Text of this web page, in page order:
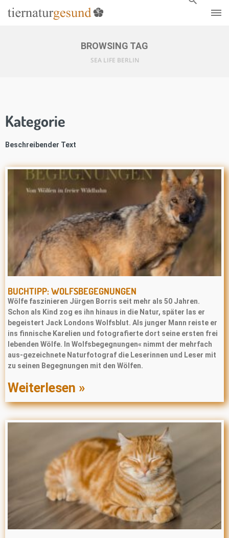
BROWSING TAG
SEA LIFE BERLIN
Kategorie
Beschreibender Text
BUCHTIPP: WOLFSBEGEGNUNGEN
Wölfe faszinieren Jürgen Borris seit mehr als 50 Jahren.
Schon als Kind zog es ihn hinaus in die Natur, später las er
begeistert Jack Londons Wolfsblut. Als junger Mann reiste er
ins finnische Karelien und fotografierte dort seine ersten frei
lebenden Wölfe. In Wolfsbegegnungen« nimmt der mehrfach
aus-gezeichnete Naturfotograf die Leserinnen und Leser mit
zu seinen Begegnungen mit den Wölfen.
Weiterlesen »